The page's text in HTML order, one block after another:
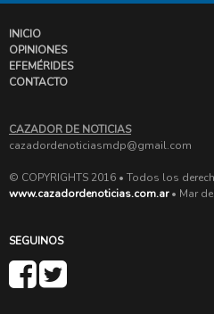
INICIO
OPINIONES
EFEMÉRIDES
CONTACTO
CAZADOR DE NOTICIAS
cazadordenoticiasmdp@gmail.com
© COPYRIGHTS 2016 • Todos los
www.cazadordenoticias.com.ar• Mar
SEGUINOS